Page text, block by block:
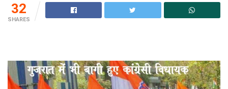
32
SHARES